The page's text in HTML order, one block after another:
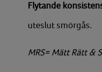
Flytande
uteslut smörgås.
MRS= Mätt Rätt &